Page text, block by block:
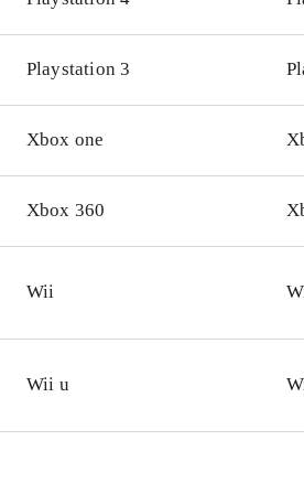
simpelt genial. Styringen fungerer
Til Wii og Wii U findes også Angry
originale baner plus "Rio" og
Angry birds er stadig et fantastisk
Playstation 3
Xbox one
Xbox 360
Wii
Wii u